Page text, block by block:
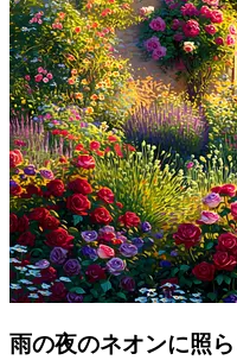
雨の夜のネオンに照